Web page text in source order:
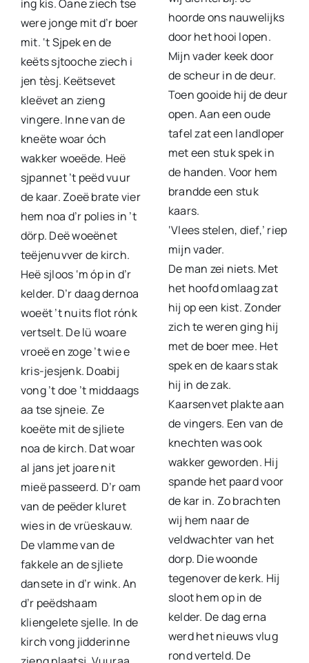
ing kis. Oane ziech tse
were jonge mit d’r boer
mit. ‘t Sjpek en de
keëts sjtooche ziech i
jen tèsj. Keëtsevet
kleëvet an zieng
vingere. Inne van de
kneëte woar óch
wakker woeëde. Heë
sjpannet ’t peëd vuur
de kaar. Zoeë brate vier
hem noa d’r polies in ’t
dörp. Deë woeënet
teëjenuvver de kirch.
Heë sjloos ‘m óp in d’r
kelder. D’r daag dernoa
woeët ’t nuits flot rónk
vertselt. De lü woare
vroeë en zoge ’t wie e
kris-jesjenk. Doabij
vong ’t doe ’t middaags
aa tse sjneie. Ze
koeëte mit de sjliete
noa de kirch. Dat woar
al jans jet joare nit
mieë passeerd. D’r oam
van de peëder kluret
wies in de vrüeskauw.
De vlamme van de
fakkele an de sjliete
dansete in d’r wink. An
d’r peëdshaam
kliengelete sjelle. In de
kirch vong jidderinne
hoorde ons nauwelijks
door het hooi lopen.
Mijn vader keek door
de scheur in de deur.
Toen gooide hij de deur
open. Aan een oude
tafel zat een landloper
met een stuk spek in
de handen. Voor hem
brandde een stuk
kaars.
‘Vlees stelen, dief,’ riep
mijn vader.
De man zei niets. Met
het hoofd omlaag zat
hij op een kist. Zonder
zich te weren ging hij
met de boer mee. Het
spek en de kaars stak
hij in de zak.
Kaarsenvet plakte aan
de vingers. Een van de
knechten was ook
wakker geworden. Hij
spande het paard voor
de kar in. Zo brachten
wij hem naar de
veldwachter van het
dorp. Die woonde
tegenover de kerk. Hij
sloot hem op in de
kelder. De dag erna
werd het nieuws vlug
rond verteld. De